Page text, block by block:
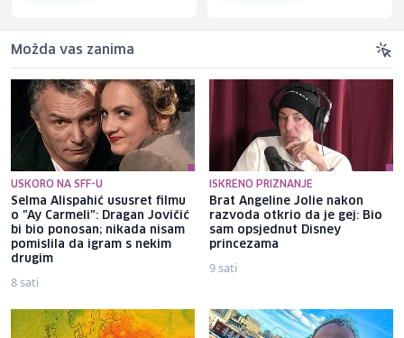
Možda vas zanima
USKORO NA SFF-U
Selma Alispahić ususret filmu
o "Ay Carmeli": Dragan Jovičić
bi bio ponosan; nikada nisam
pomislila da igram s nekim
drugim
8 sati
ISKRENO PRIZNANJE
Brat Angeline Jolie nakon
razvoda otkrio da je gej: Bio
sam opsjednut Disney
princezama
9 sati